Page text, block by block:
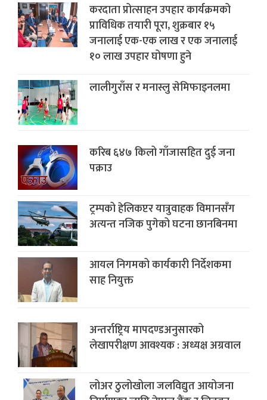
करदाता प्रोत्साहन उपहार कार्यक्रमको
प्राविधिक तयारी पूरा, शुक्रबार १५
जनालाई एक-एक लाख र एक जनालाई
१० लाख उपहार घोषणा हुने
लालीगुराँस र मनास्लु सेमिफाइनलमा
करिब ६४७ किलो गाँजासहित दुई जना
पक्राउ
ट्रम्पको हेलिकप्टर यात्रुवाहक विमानसँग
अत्यन्त नजिक पुगेको घटना छानबिनमा
आयल निगमको कार्यकारी निर्देशकमा
साह नियुक्त
अन्तर्राष्ट्रिय मापदण्डअनुसारको
लेखापरीक्षण आवश्यक : अध्यक्ष अग्रवाल
लोअर ठुलोखोला जलविद्युत आयोजना